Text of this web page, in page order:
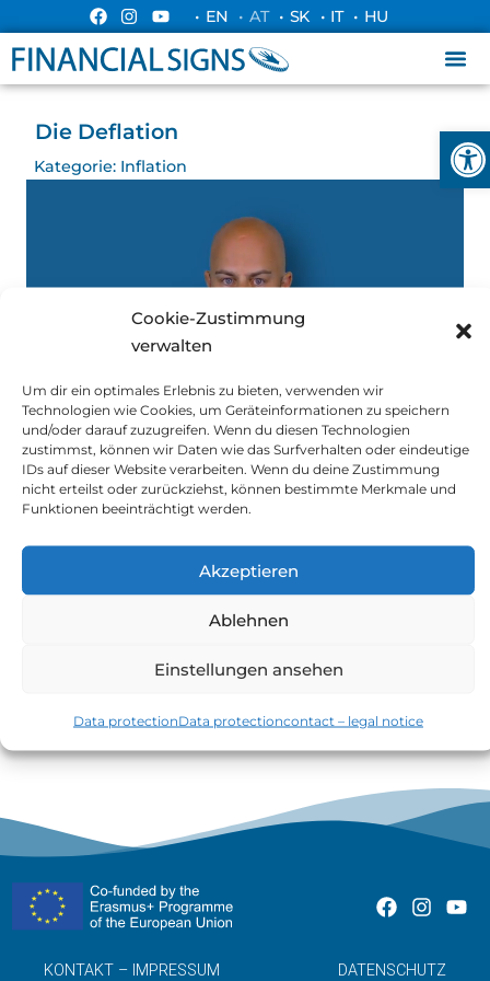
Cookie-Zustimmung
verwalten
Um dir ein optimales Erlebnis zu bieten, verwenden wir
Technologien wie Cookies, um Geräteinformationen zu speichern
und/oder darauf zuzugreifen. Wenn du diesen Technologien
zustimmst, können wir Daten wie das Surfverhalten oder eindeutige
IDs auf dieser Website verarbeiten. Wenn du deine Zustimmung
nicht erteilst oder zurückziehst, können bestimmte Merkmale und
Funktionen beeinträchtigt werden.
Akzeptieren
Ablehnen
Einstellungen ansehen
Data protectionData protectioncontact – legal notice
• EN • AT • SK • IT • HU
Die Deflation
Kategorie: Inflation
Bei Deflation sinken die Preise.
KONTAKT – IMPRESSUM DATENSCHUTZ